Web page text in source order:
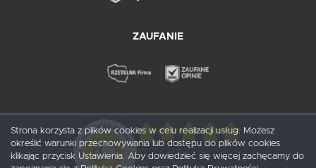
ZAUFANIE
5/ 5
Strona korzysta z plików cookies w celu realizacji usług. Możesz
określić warunki przechowywania lub dostępu do plików cookies
klikając przycisk Ustawienia. Aby dowiedzieć się więcej zachęcamy do